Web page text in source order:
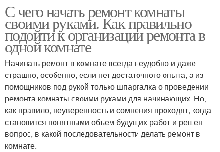
С чего начать ремонт комнаты
своими руками. Как правильно
подойти к организации ремонта в
одной комнате
Начинать ремонт в комнате всегда неудобно и даже
страшно, особенно, если нет достаточного опыта, а из
помощников под рукой только шпаргалка о проведении
ремонта комнаты своими руками для начинающих. Но,
как правило, неуверенность и сомнения проходят, когда
становится понятными объем будущих работ и решен
вопрос, в какой последовательности делать ремонт в
комнате.